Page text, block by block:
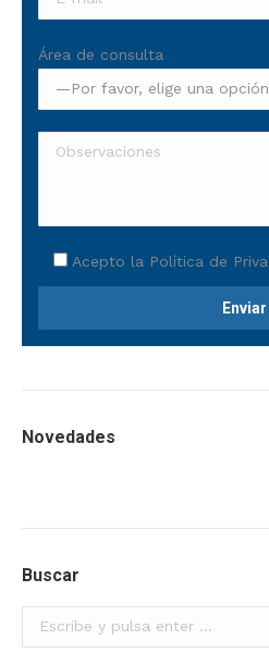
Área de consulta
Acepto la Política de
Novedades
Buscar
Buscar: